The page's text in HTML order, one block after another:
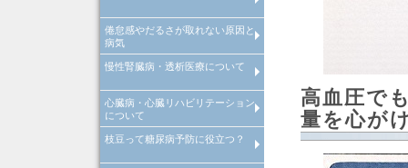
倦怠感やだるさが取れない原因と
病気
慢性腎臓病・透析医療について
慢性腎臓病について
透析医療について
心臓病・心臓リハビリテーション
について
心臓病について
心臓リハビリテーションにつ
枝豆って糖尿病予防に役立つ？
高血圧で
量を心が